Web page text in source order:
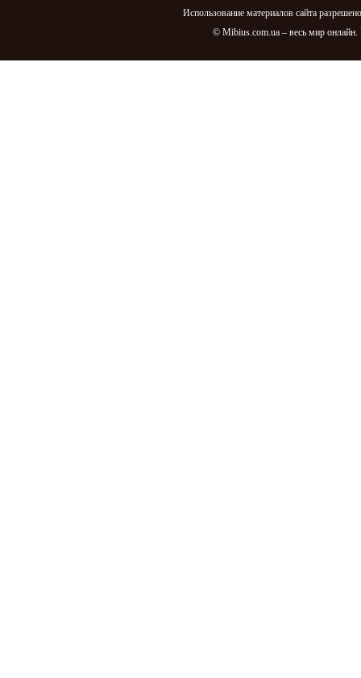
Использование материалов сайта
© Mibius.com.ua – весь мир онлайн.